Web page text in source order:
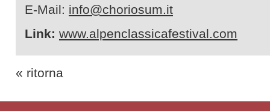
E-Mail: info@choriosum.it
Link: www.alpenclassicafestival.com
« ritorna